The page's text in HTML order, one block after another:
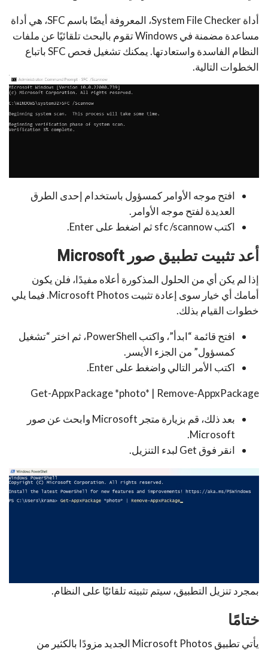
أداة System File Checker، المعروفة أيضًا باسم SFC، هي أداة
مساعدة مضمنة في Windows تقوم بالبحث تلقائيًا عن ملفات
النظام الفاسدة واستعادتها. يمكنك تشغيل فحص SFC باتباع
الخطوات التالية.
افتح موجه الأوامر كمسؤول باستخدام إحدى الطرق
العديدة لفتح موجه الأوامر.
اكتب sfc /scannow ثم اضغط على Enter.
أعد تثبيت تطبيق صور Microsoft
إذا لم يكن أي من الحلول المذكورة أعلاه مفيدًا، فلن يكون
أمامك أي خيار سوى إعادة تثبيت Microsoft Photos. فيما يلي
خطوات القيام بذلك.
افتح قائمة “ابدأ”، واكتب PowerShell، ثم اختر “تشغيل
كمسؤول” من الجزء الأيسر.
اكتب الأمر التالي واضغط على Enter.
Get-AppxPackage *photo* | Remove-AppxPackage
بعد ذلك، قم بزيارة متجر Microsoft وابحث عن صور
Microsoft.
انقر فوق Get لبدء التنزيل.
بمجرد تنزيل التطبيق، سيتم تثبيته تلقائيًا على النظام.
ختامًا
يأتي تطبيق Microsoft Photos الجديد مزودًا بالكثير من